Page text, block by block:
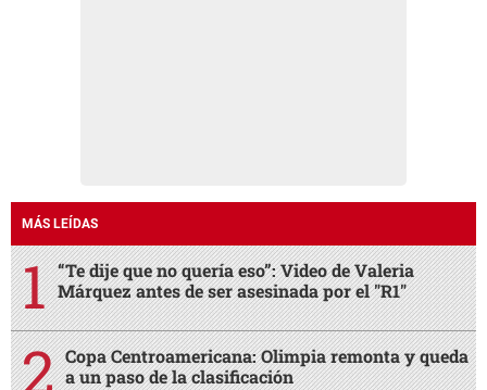
MÁS LEÍDAS
“Te dije que no quería eso”: Video de Valeria
Márquez antes de ser asesinada por el "R1"
Copa Centroamericana: Olimpia remonta y queda
a un paso de la clasificación